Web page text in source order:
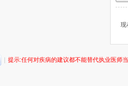
现
| 提示:任何对疾病的建议都不能替代执业医师